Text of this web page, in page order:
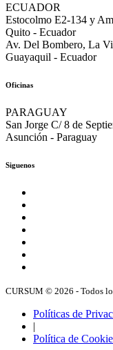
ECUADOR
Estocolmo E2-134 y
Quito - Ecuador
Av. Del Bombero, La
Guayaquil - Ecuador
Oficinas
PARAGUAY
San Jorge C/ 8 de
Asunción - Paraguay
Siguenos
CURSUM © 2026 - Todos
Políticas de
|
Política de